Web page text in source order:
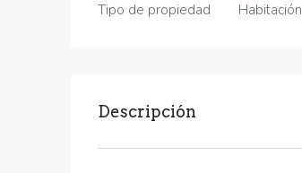
Tipo de propiedad
Habitación
Descripción